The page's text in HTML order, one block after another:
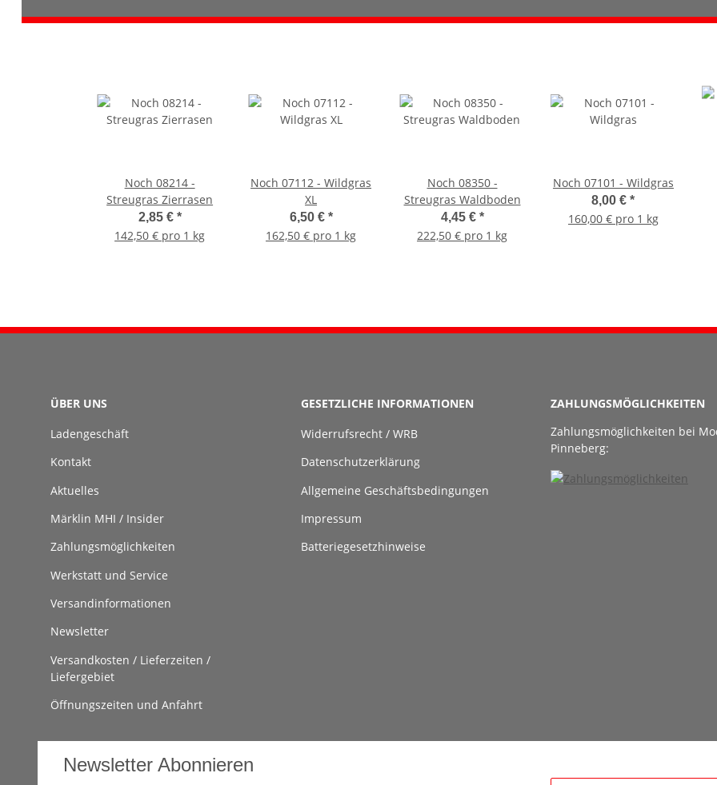
Noch 08214 -
Streugras Zierrasen
2,85 € *
142,50 € pro 1 kg
Noch 07112 - Wildgras
XL
6,50 € *
162,50 € pro 1 kg
Noch 08350 -
Streugras Waldboden
4,45 € *
222,50 € pro 1 kg
Noch 07101 - Wildgras
8,00 €*
160,00 € pro 1 kg
ÜBER UNS
Ladengeschäft
Kontakt
Aktuelles
Märklin MHI / Insider
Zahlungsmöglichkeiten
Werkstatt und Service
Versandinformationen
Newsletter
Versandkosten / Lieferzeiten /
Liefergebiet
Öffnungszeiten und Anfahrt
GESETZLICHE INFORMATIONEN
Widerrufsrecht / WRB
Datenschutzerklärung
Allgemeine Geschäftsbedingungen
Impressum
Batteriegesetzhinweise
ZAHLUNGSMÖGLICHKEITEN
Zahlungsmöglichkeiten bei
Pinneberg:
Newsletter Abonnieren